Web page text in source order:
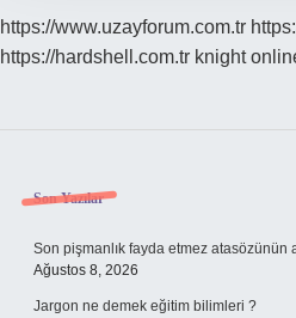
https://www.uzayforum.com.tr
https://hardshell.com.tr knight
Sidebar
Son Yazılar
Son pişmanlık fayda etmez atasözünün
Ağustos 8, 2026
Jargon ne demek eğitim bilimleri ?